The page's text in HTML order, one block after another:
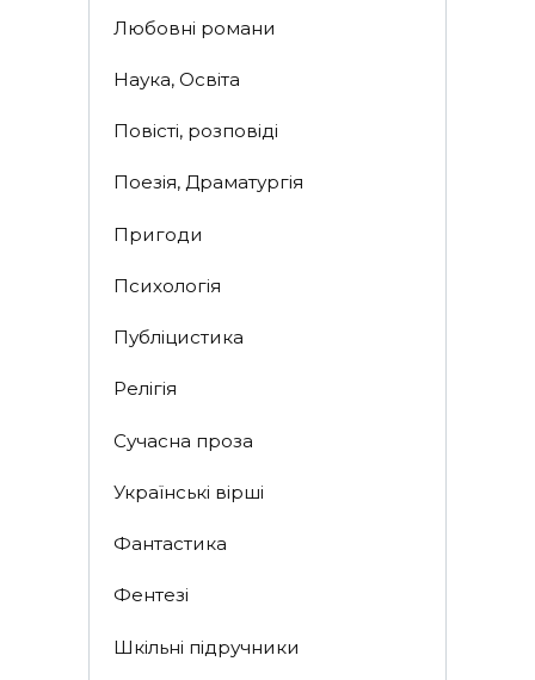
Любовні романи
Наука, Освіта
Повісті, розповіді
Поезія, Драматургія
Пригоди
Психологія
Публіцистика
Релігія
Сучасна проза
Українські вірші
Фантастика
Фентезі
Шкільні підручники